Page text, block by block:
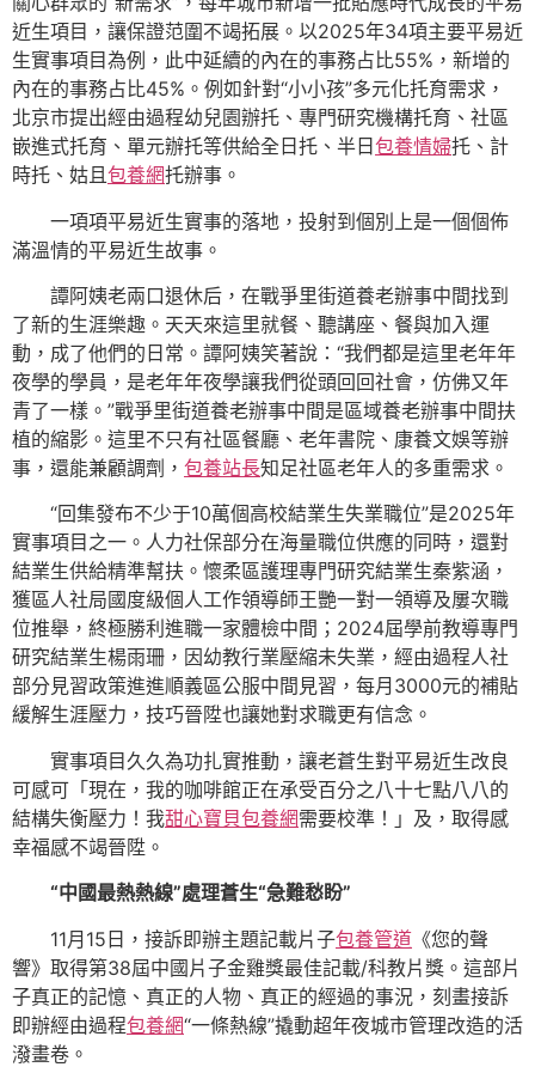
近生項目，讓保證范圍不竭拓展。以2025年34項主要平易近
生實事項目為例，此中延續的內在的事務占比55%，新增的
內在的事務占比45%。例如針對“小小孩”多元化托育需求，
北京市提出經由過程幼兒園辦托、專門研究機構托育、社區
嵌進式托育、單元辦托等供給全日托、半日 包養情婦托、計
時托、姑且包養網托辦事。
一項項平易近生實事的落地，投射到個別上是一個個佈
滿溫情的平易近生故事。
譚阿姨老兩口退休后，在戰爭里街道養老辦事中間找到
了新的生涯樂趣。天天來這里就餐、聽講座、餐與加入運
動，成了他們的日常。譚阿姨笑著說：“我們都是這里老年年
夜學的學員，是老年年夜學讓我們從頭回回社會，仿佛又年
青了一樣。”戰爭里街道養老辦事中間是區域養老辦事中間扶
植的縮影。這里不只有社區餐廳、老年書院、康養文娛等辦
事，還能兼顧調劑， 包養站長知足社區老年人的多重需求。
“回集發布不少于10萬個高校結業生失業職位”是2025年
實事項目之一。人力社保部分在海量職位供應的同時，還對
結業生供給精準幫扶。懷柔區護理專門研究結業生秦紫涵，
獲區人社局國度級個人工作領導師王艷一對一領導及屢次職
位推舉，終極勝利進職一家體檢中間；2024屆學前教導專門
研究結業生楊雨珊，因幼教行業壓縮未失業，經由過程人社
部分見習政策進進順義區公服中間見習，每月3000元的補貼
緩解生涯壓力，技巧晉陞也讓她對求職更有信念。
實事項目久久為功扎實推動，讓老蒼生對平易近生改良
可感可「現在，我的咖啡館正在承受百分之八十七點八八的
結構失衡壓力！我甜心寶貝包養網需要校準！」及，取得感
幸福感不竭晉陞。
“中國最熱熱線”處理蒼生“急難愁盼”
11月15日，接訴即辦主題記載片子包養管道 《您的聲
響》取得第38屆中國片子金雞獎最佳記載/科教片獎。這部片
子真正的記憶、真正的人物、真正的經過的事況，刻畫接訴
即辦經由過程包養網“一條熱線”撬動超年夜城市管理改造的活
潑畫卷。